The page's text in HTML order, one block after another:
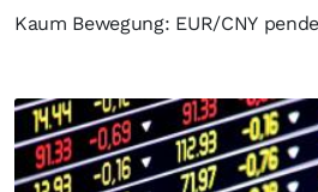
Kaum Bewegung: EUR/CNY